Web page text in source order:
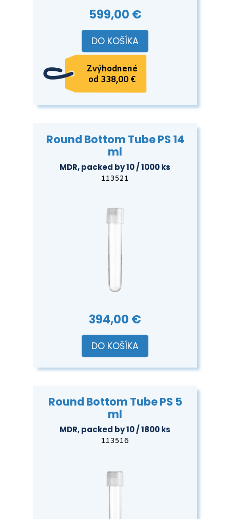
599,00 €
DO KOŠÍKA
Zvýhodnené
od 338,00 €
Round Bottom Tube PS 14
ml
MDR, packed by 10 / 1000 ks
113521
394,00 €
DO KOŠÍKA
Round Bottom Tube PS 5
ml
MDR, packed by 10 / 1800 ks
113516